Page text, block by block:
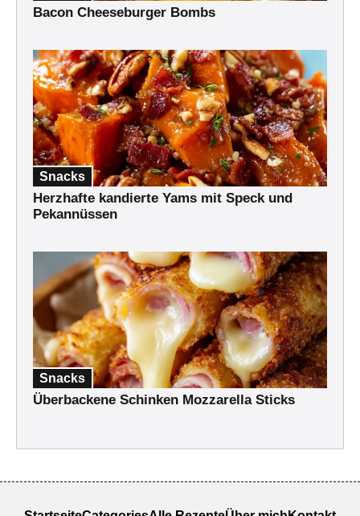
Bacon Cheeseburger Bombs
Snacks
Herzhafte kandierte Yams mit Speck und
Pekannüssen
Snacks
Überbackene Schinken Mozzarella Sticks